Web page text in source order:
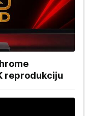
reprodukciju